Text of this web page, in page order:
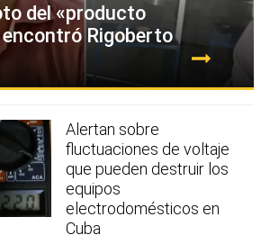
del «producto
Rigoberto
Alertan sobre
fluctuaciones de voltaje
que pueden destruir los
equipos
electrodomésticos en
Cuba